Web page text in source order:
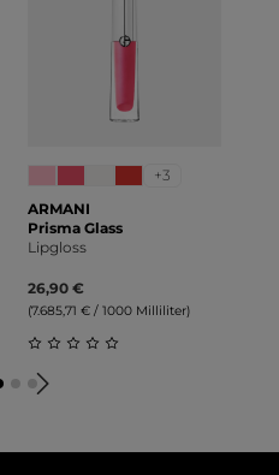
von 0 von 5 Sternen
+3
ARMANI
Prisma Glass
Lipgloss
26,90 €
(7.685,71 € / 1000 Milliliter)
Durchschnittliche